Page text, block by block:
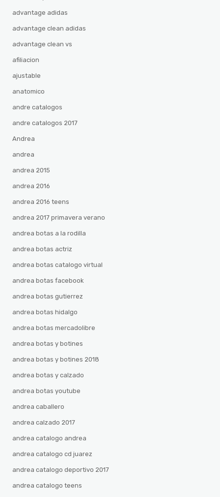
advantage adidas
advantage clean adidas
advantage clean vs
afiliacion
ajustable
anatomico
andre catalogos
andre catalogos 2017
Andrea
andrea
andrea 2015
andrea 2016
andrea 2016 teens
andrea 2017 primavera verano
andrea botas a la rodilla
andrea botas actriz
andrea botas catalogo virtual
andrea botas facebook
andrea botas gutierrez
andrea botas hidalgo
andrea botas mercadolibre
andrea botas y botines
andrea botas y botines 2018
andrea botas y calzado
andrea botas youtube
andrea caballero
andrea calzado 2017
andrea catalogo andrea
andrea catalogo cd juarez
andrea catalogo deportivo 2017
andrea catalogo teens